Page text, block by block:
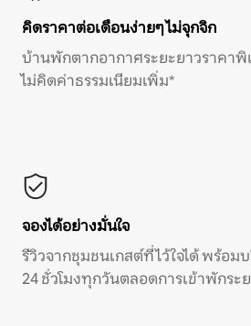
คิดราคาต่อเดือนง่ายๆ ไม่จุกจิก
บ้านพักตากอากาศระยะยาวราคาพิ
ไม่คิดค่าธรรมเนียมเพิ่ม*
จองได้อย่างมั่นใจ
รีวิวจากชุมชนเกสต์ที่ไว้ใจได้ พร้อ
24 ชั่วโมงทุกวันตลอดการเข้าพักระ